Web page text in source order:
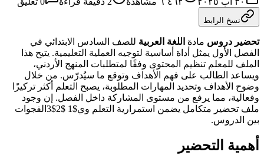
نسخ الرابط
تحضير دروس مادة اللغة العربية للصف السادس الابتدائي في
الفصل الأول يمثل أداة أساسية لتوجيه العملية التعليمية. يتيح هذا
الملف للمعلم تنظيم المحتوى وفقًا لمتطلبات المنهج الأردني،
ويساعد الطالب على فهم الأهداف وتوقع ما سيُدرّس. من خلال
وضوح الأهداف وتحديد المهارات المطلوبة، يصبح التعلم أكثر تركيزًا
وفعالية، مما يرفع من مستوى المشاركة داخل الفصل. إن وجود
ملف تحضير متكامل يضمن استمرارية التعلم وي$1 $2$3الفجوات
بين الدروس.
أهمية التحضير